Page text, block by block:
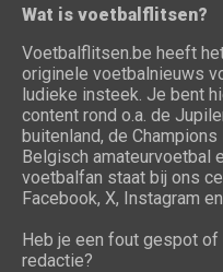
Wat is voetbalflitsen?
Voetbalflitsen.be heeft
originele voetbalnieuws
ludieke insteek. Je bent
content rond o.a. de
buitenland, de
Belgisch amateurvoetbal
voetbalfan staat bij ons
Facebook, X, Instagram
Heb je een fout gespot
redactie?